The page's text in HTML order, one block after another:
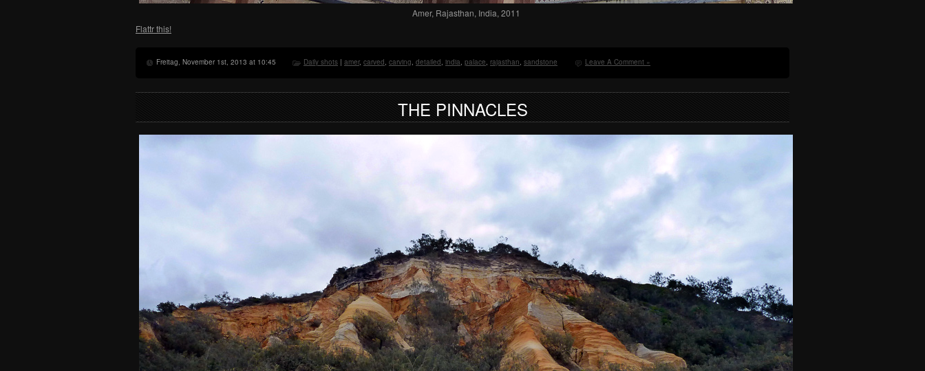
Amer, Rajasthan, India, 2011
Flattr this!
Freitag, November 1st, 2013 at 10:45 Daily shots | amer, carved, carving, detailed, india, palace, rajasthan, sandstone Leave A Comment »
THE PINNACLES